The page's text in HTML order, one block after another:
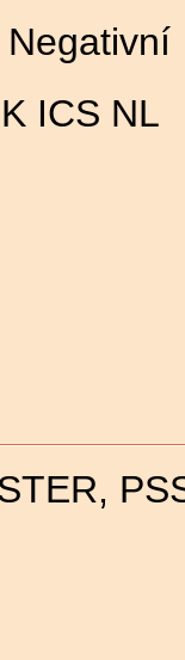
Negativní
ICS NL